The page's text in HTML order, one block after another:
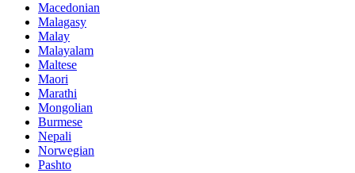
Macedonian
Malagasy
Malay
Malayalam
Maltese
Maori
Marathi
Mongolian
Burmese
Nepali
Norwegian
Pashto